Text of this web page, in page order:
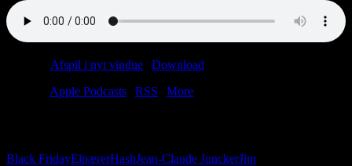
Afspil i nyt vindue Download
Apple Podcasts RSS
More
Black FridayElpærerHashJean-Claude JunckerJim